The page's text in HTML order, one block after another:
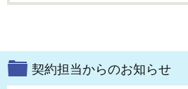
契約担当からのお知らせ